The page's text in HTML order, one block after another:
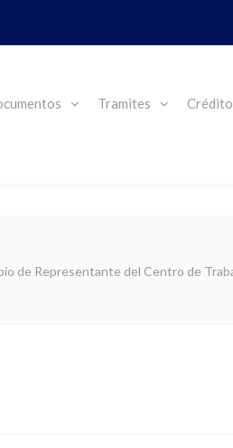
Tramites
de Representante del Centro de